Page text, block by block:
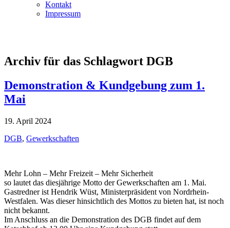
Kontakt
Impressum
Archiv für das Schlagwort DGB
Demonstration & Kundgebung zum 1.
Mai
19. April 2024
DGB, Gewerkschaften
Mehr Lohn – Mehr Freizeit – Mehr Sicherheit
so lautet das diesjährige Motto der Gewerkschaften am 1. Mai.
Gastredner ist Hendrik Wüst, Ministerpräsident von Nordrhein-
Westfalen. Was dieser hinsichtlich des Mottos zu bieten hat, ist noch
nicht bekannt.
Im Anschluss an die Demonstration des DGB findet auf dem